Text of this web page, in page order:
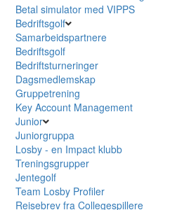
Betal simulator med VIPPS
Bedriftsgolf
Samarbeidspartnere
Bedriftsgolf
Bedriftsturneringer
Dagsmedlemskap
Gruppetrening
Key Account Management
Junior
Juniorgruppa
Losby - en Impact klubb
Treningsgrupper
Jentegolf
Team Losby Profiler
Reisebrev fra Collegespillere